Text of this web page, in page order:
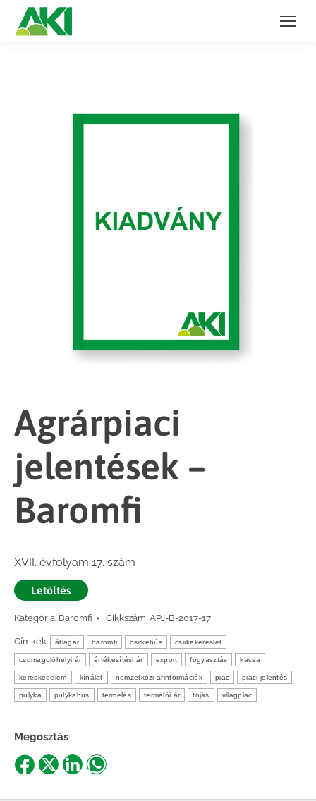
Agrárpiaci
jelentések –
Baromfi
XVII. évfolyam 17. szám
Letöltés
Kategória: Baromfi Cikkszám: APJ-B-2017-17
Címkék: átlagár baromfi csirkehús csirkekereslet
csomagolóhelyi ár értékesítési ár export fogyasztás kacsa
kereskedelem kínálat nemzetközi árinformációk piac piaci jelentés
pulyka pulykahús termelés termelői ár tojás világpiac
Megosztás
ShareShareShareShare